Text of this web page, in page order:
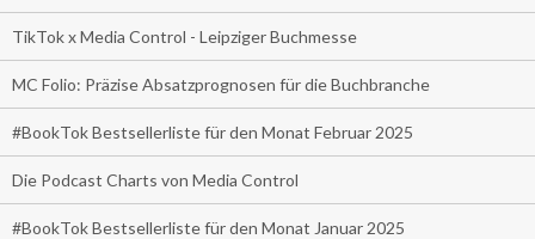
TikTok x Media Control - Leipziger Buchmesse
MC Folio: Präzise Absatzprognosen für die Buchbranche
#BookTok Bestsellerliste für den Monat Februar 2025
Die Podcast Charts von Media Control
#BookTok Bestsellerliste für den Monat Januar 2025